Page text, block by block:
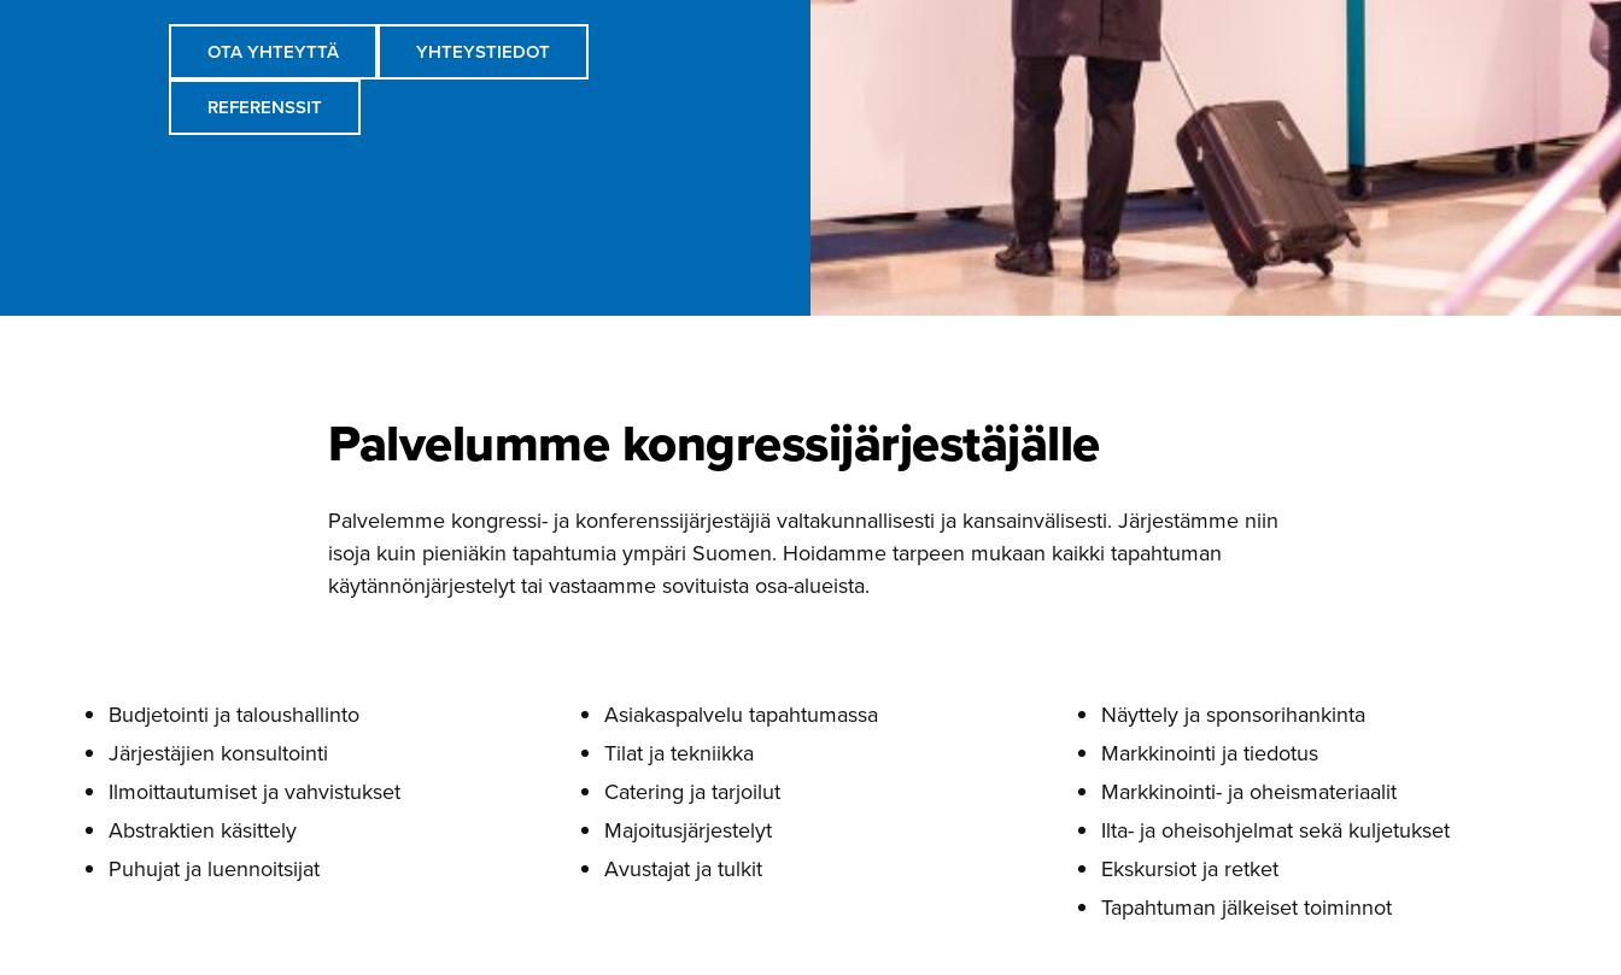
OTA YHTEYTTÄ YHTEYSTIEDOT
REFERENSSIT
Palvelumme kongressi­jär­jes­täjälle
Palvelemme kongressi- ja konferenssijärjestäjiä valtakunnallisesti ja kansainvälisesti. Järjestämme niin
isoja kuin pieniäkin tapahtumia ympäri Suomen. Hoidamme tarpeen mukaan kaikki tapahtuman
käytännönjärjestelyt tai vastaamme sovituista osa-alueista.
Budjetointi ja taloushallinto
Järjestäjien konsultointi
Ilmoittautumiset ja vahvistukset
Abstraktien käsittely
Puhujat ja luennoitsijat
Asiakaspalvelu tapahtumassa
Tilat ja tekniikka
Catering ja tarjoilut
Majoitusjärjestelyt
Avustajat ja tulkit
Näyttely ja sponsorihankinta
Markkinointi ja tiedotus
Markkinointi- ja oheismateriaalit
Ilta- ja oheisohjelmat sekä kuljetukset
Ekskursiot ja retket
Tapahtuman jälkeiset toiminnot